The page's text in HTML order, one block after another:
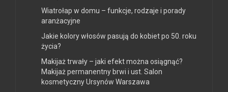
Wiatrołap w domu – funkcje, rodzaje i porady
aranżacyjne
Jakie kolory włosów pasują do kobiet po 50. roku
życia?
Makijaż trwały – jaki efekt można osiągnąć?
Makijaż permanentny brwi i ust. Salon
kosmetyczny Ursynów Warszawa